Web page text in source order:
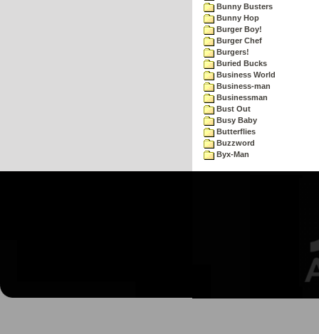
Bunny Busters
Bunny Hop
Burger Boy!
Burger Chef
Burgers!
Buried Bucks
Business World
Business-man
Businessman
Bust Out
Busy Baby
Butterflies
Buzzword
Byx-Man